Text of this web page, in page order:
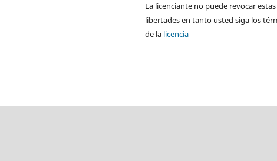
La licenciante no puede revocar estas
libertades en tanto usted siga los
de la licencia